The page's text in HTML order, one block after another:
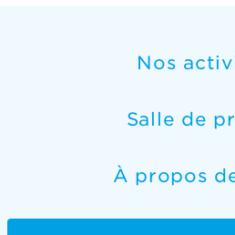
Nos
Salle de
À propos